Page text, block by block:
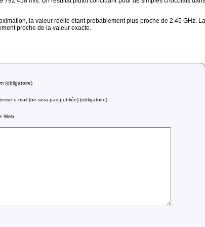
la valeur réelle étant probablement plus proche de 2.45 GHz. La
proche de la valeur exacte.
(obligatoire)
e-mail (ne sera pas publiée) (obligatoire)
Web